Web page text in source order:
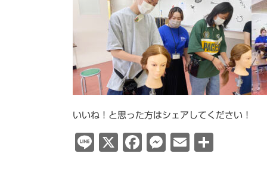
いいね！と思った方はシェアしてください！
Line
X Facebook
Email